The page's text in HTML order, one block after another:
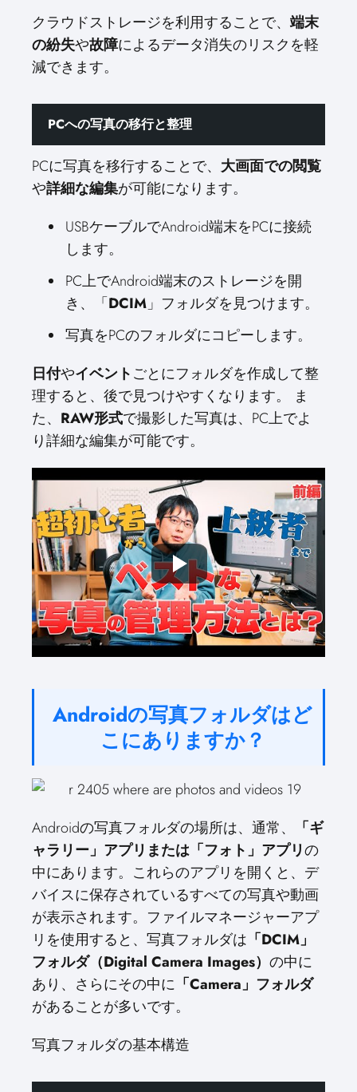
クラウドストレージを利用することで、 端末
の紛失や故障によるデータ消失のリスクを軽
減できます。
PCへの写真の移行と整理
PCに写真を移行することで、 大画面での閲覧
や詳細な編集が可能になります。
USBケーブルでAndroid端末をPCに接続
します。
PC上でAndroid端末のストレージを開
き、「DCIM」フォルダを見つけます。
写真をPCのフォルダにコピーします。
日付やイベントごとにフォルダを作成して整
理すると、後で見つけやすくなります。 ま
た、 RAW形式で撮影した写真は、PC上でよ
り詳細な編集が可能です。
Androidの写真フォルダはど
こにありますか？
Androidの写真フォルダの場所は、通常、
「ギ
ャラリー」アプリまたは「フォト」アプリの
中にあります。これらのアプリを開くと、デ
バイスに保存されているすべての写真や動画
が表示されます。ファイルマネージャーアプ
リを使用すると、写真フォルダは 「DCIM」
フォルダ（Digital Camera Images） の中に
あり、さらにその中に 「Camera」フォルダ
があることが多いです。
写真フォルダの基本構造